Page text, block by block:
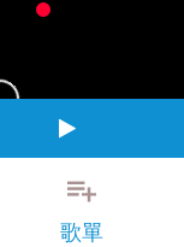
歌單